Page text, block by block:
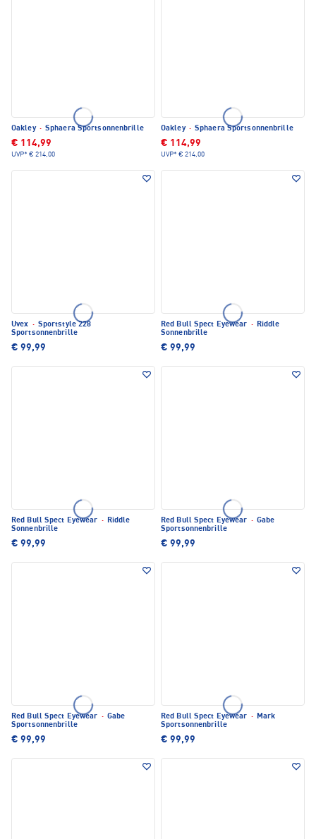
Oakley · Sphaera Sportsonnenbrille
€ 114,99
UVP* € 214,00
Oakley · Sphaera Sportsonnenbrille
€ 114,99
UVP* € 214,00
Uvex · Sportstyle 228
Sportsonnenbrille
€ 99,99
Red Bull Spect Eyewear · Riddle
Sonnenbrille
€ 99,99
Red Bull Spect Eyewear · Riddle
Sonnenbrille
€ 99,99
Red Bull Spect Eyewear · Gabe
Sportsonnenbrille
€ 99,99
Red Bull Spect Eyewear · Gabe
Sportsonnenbrille
€ 99,99
Red Bull Spect Eyewear · Mark
Sportsonnenbrille
€ 99,99